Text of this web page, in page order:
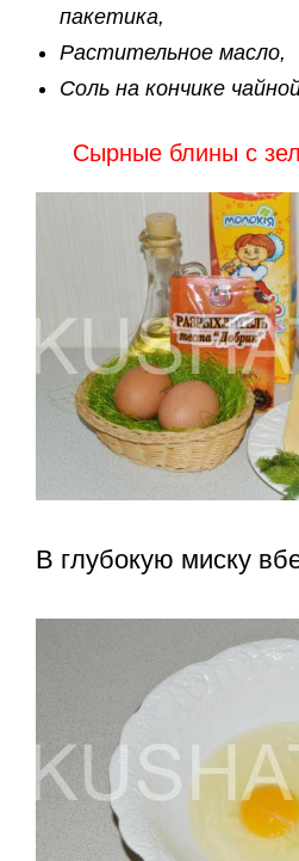
пакетика,
Растительное масло,
Соль на кончике
Сырные блины с
В глубокую миску